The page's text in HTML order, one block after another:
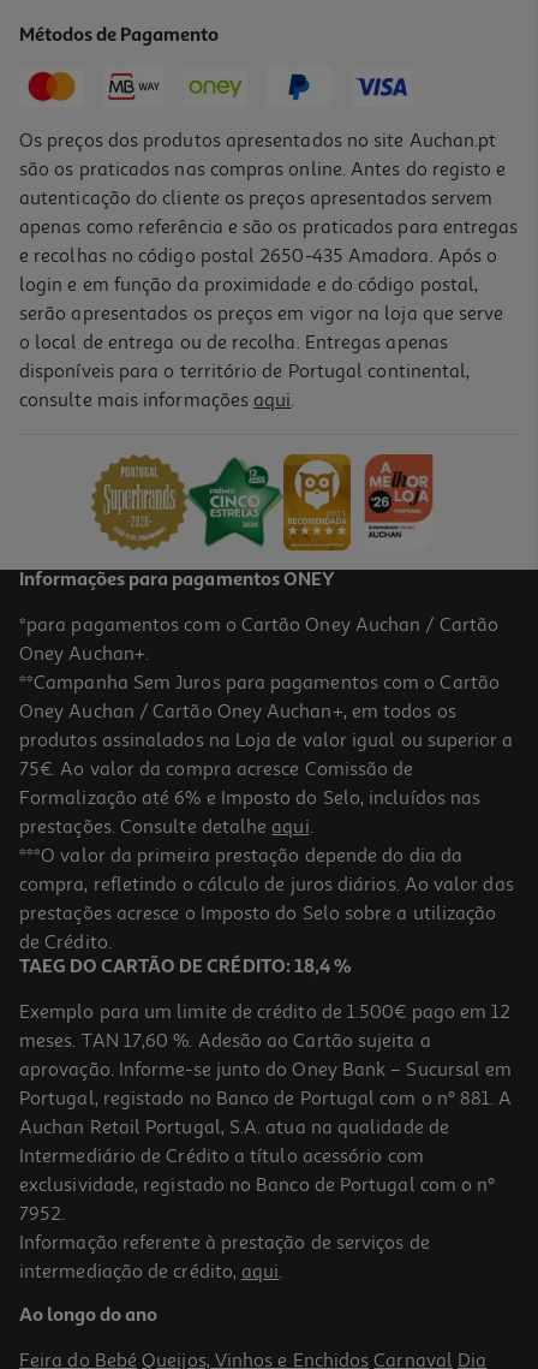
Vinho Tinto Esteva Douro O.75l
5.0
Vinho Tinto Post Scriptum Douro 0.75l
23.99 €/Lt
17,99 €
Vinho Tinto Quinta De La Rosa Grande Reserva Douro 0.75l
55.99 €/Lt
Métodos de Pagamento
Os preços dos produtos apresentados no site Auchan.pt
são os praticados nas compras online. Antes do registo e
autenticação do cliente os preços apresentados servem
apenas como referência e são os praticados para entregas
e recolhas no código postal 2650-435 Amadora. Após o
login e em função da proximidade e do código postal,
serão apresentados os preços em vigor na loja que serve
o local de entrega ou de recolha. Entregas apenas
disponíveis para o território de Portugal continental,
consulte mais informações aqui.
Informações para pagamentos ONEY
*para pagamentos com o Cartão Oney Auchan / Cartão
Oney Auchan+.
**Campanha Sem Juros para pagamentos com o Cartão
Oney Auchan / Cartão Oney Auchan+, em todos os
produtos assinalados na Loja de valor igual ou superior a
75€. Ao valor da compra acresce Comissão de
Formalização até 6% e Imposto do Selo, incluídos nas
prestações. Consulte detalhe aqui.
***O valor da primeira prestação depende do dia da
compra, refletindo o cálculo de juros diários. Ao valor das
prestações acresce o Imposto do Selo sobre a utilização
de Crédito.
TAEG DO CARTÃO DE CRÉDITO: 18,4 %
Exemplo para um limite de crédito de 1.500€ pago em 12
meses. TAN 17,60 %. Adesão ao Cartão sujeita a
aprovação. Informe-se junto do Oney Bank – Sucursal em
Portugal, registado no Banco de Portugal com o nº 881. A
Auchan Retail Portugal, S.A. atua na qualidade de
Intermediário de Crédito a título acessório com
exclusividade, registado no Banco de Portugal com o nº
7952.
Informação referente à prestação de serviços de
intermediação de crédito, aqui.
Ao longo do ano
Feira do Bebé Queijos, Vinhos e Enchidos Carnaval Dia